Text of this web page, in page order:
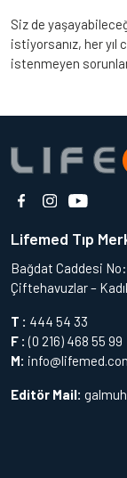
Siz de
istiyorsanız, her yıl
istenmeyen
Lifemed Tıp
Bağdat Caddesi No:
Çiftehavuzlar –
T : 444 54 33
F : (0 216) 468 55 99
M:
Editör Mail: